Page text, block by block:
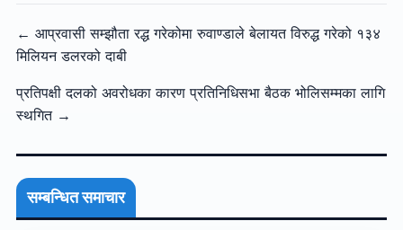
← आप्रवासी सम्झौता रद्ध गरेकोमा रुवाण्डाले बेलायत विरुद्ध गरेको १३४
मिलियन डलरको दाबी
प्रतिपक्षी दलको अवरोधका कारण प्रतिनिधिसभा बैठक भोलिसम्मका लागि
स्थगित →
सम्बन्धित समाचार